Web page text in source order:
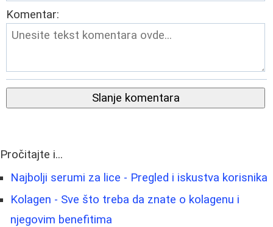
Komentar:
Slanje komentara
Pročitajte i...
Najbolji serumi za lice - Pregled i iskustva korisnika
Kolagen - Sve što treba da znate o kolagenu i
njegovim benefitima